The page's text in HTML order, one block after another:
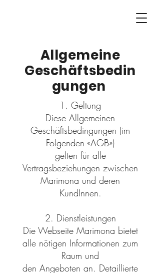
Allgemeine
Geschäftsbedin
gungen
1. Geltung
Diese Allgemeinen
Geschäftsbedingungen (im
Folgenden «AGB»)
gelten für alle
Vertragsbeziehungen zwischen
Marimona und deren
KundInnen.
2. Dienstleistungen
Die Webseite Marimona bietet
alle nötigen Informationen zum
Raum und
den Angeboten an. Detaillierte